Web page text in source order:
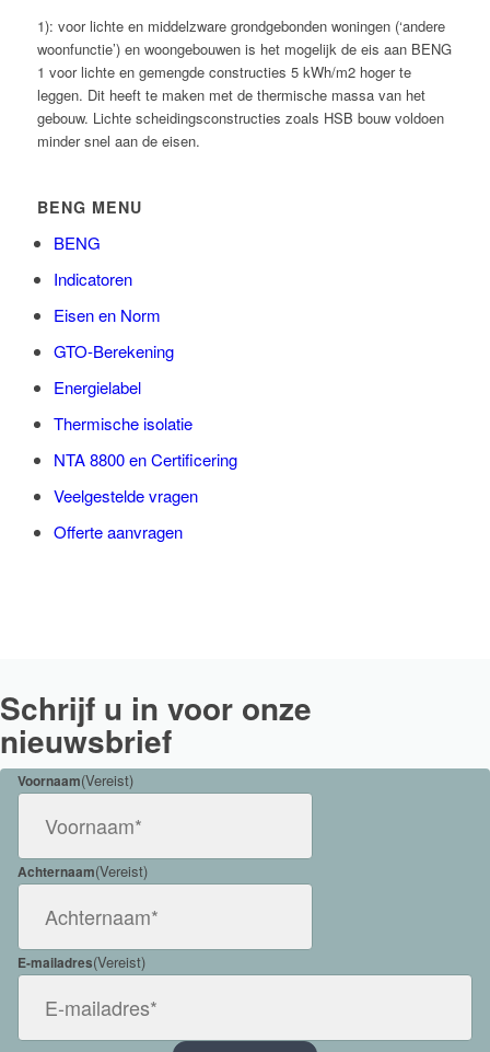
1): voor lichte en middelzware grondgebonden woningen (‘andere
woonfunctie’) en woongebouwen is het mogelijk de eis aan BENG
1 voor lichte en gemengde constructies 5 kWh/m2 hoger te
leggen. Dit heeft te maken met de thermische massa van het
gebouw. Lichte scheidingsconstructies zoals HSB bouw voldoen
minder snel aan de eisen.
BENG MENU
BENG
Indicatoren
Eisen en Norm
GTO-Berekening
Energielabel
Thermische isolatie
NTA 8800 en Certificering
Veelgestelde vragen
Offerte aanvragen
Schrijf u in voor onze
nieuwsbrief
Voornaam(Vereist)
Achternaam(Vereist)
E-mailadres(Vereist)